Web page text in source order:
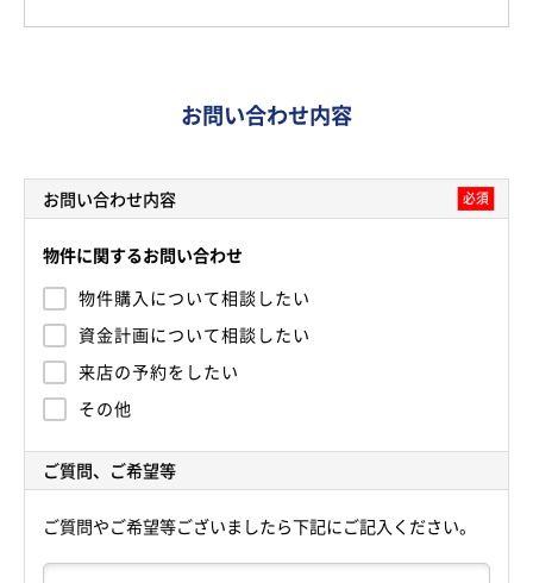
お問い合わせ内容
お問い合わせ内容 必須
物件に関するお問い合わせ
物件購入について相談したい
資金計画について相談したい
来店の予約をしたい
その他
ご質問、ご希望等
ご質問やご希望等ございましたら下記にご記入ください。